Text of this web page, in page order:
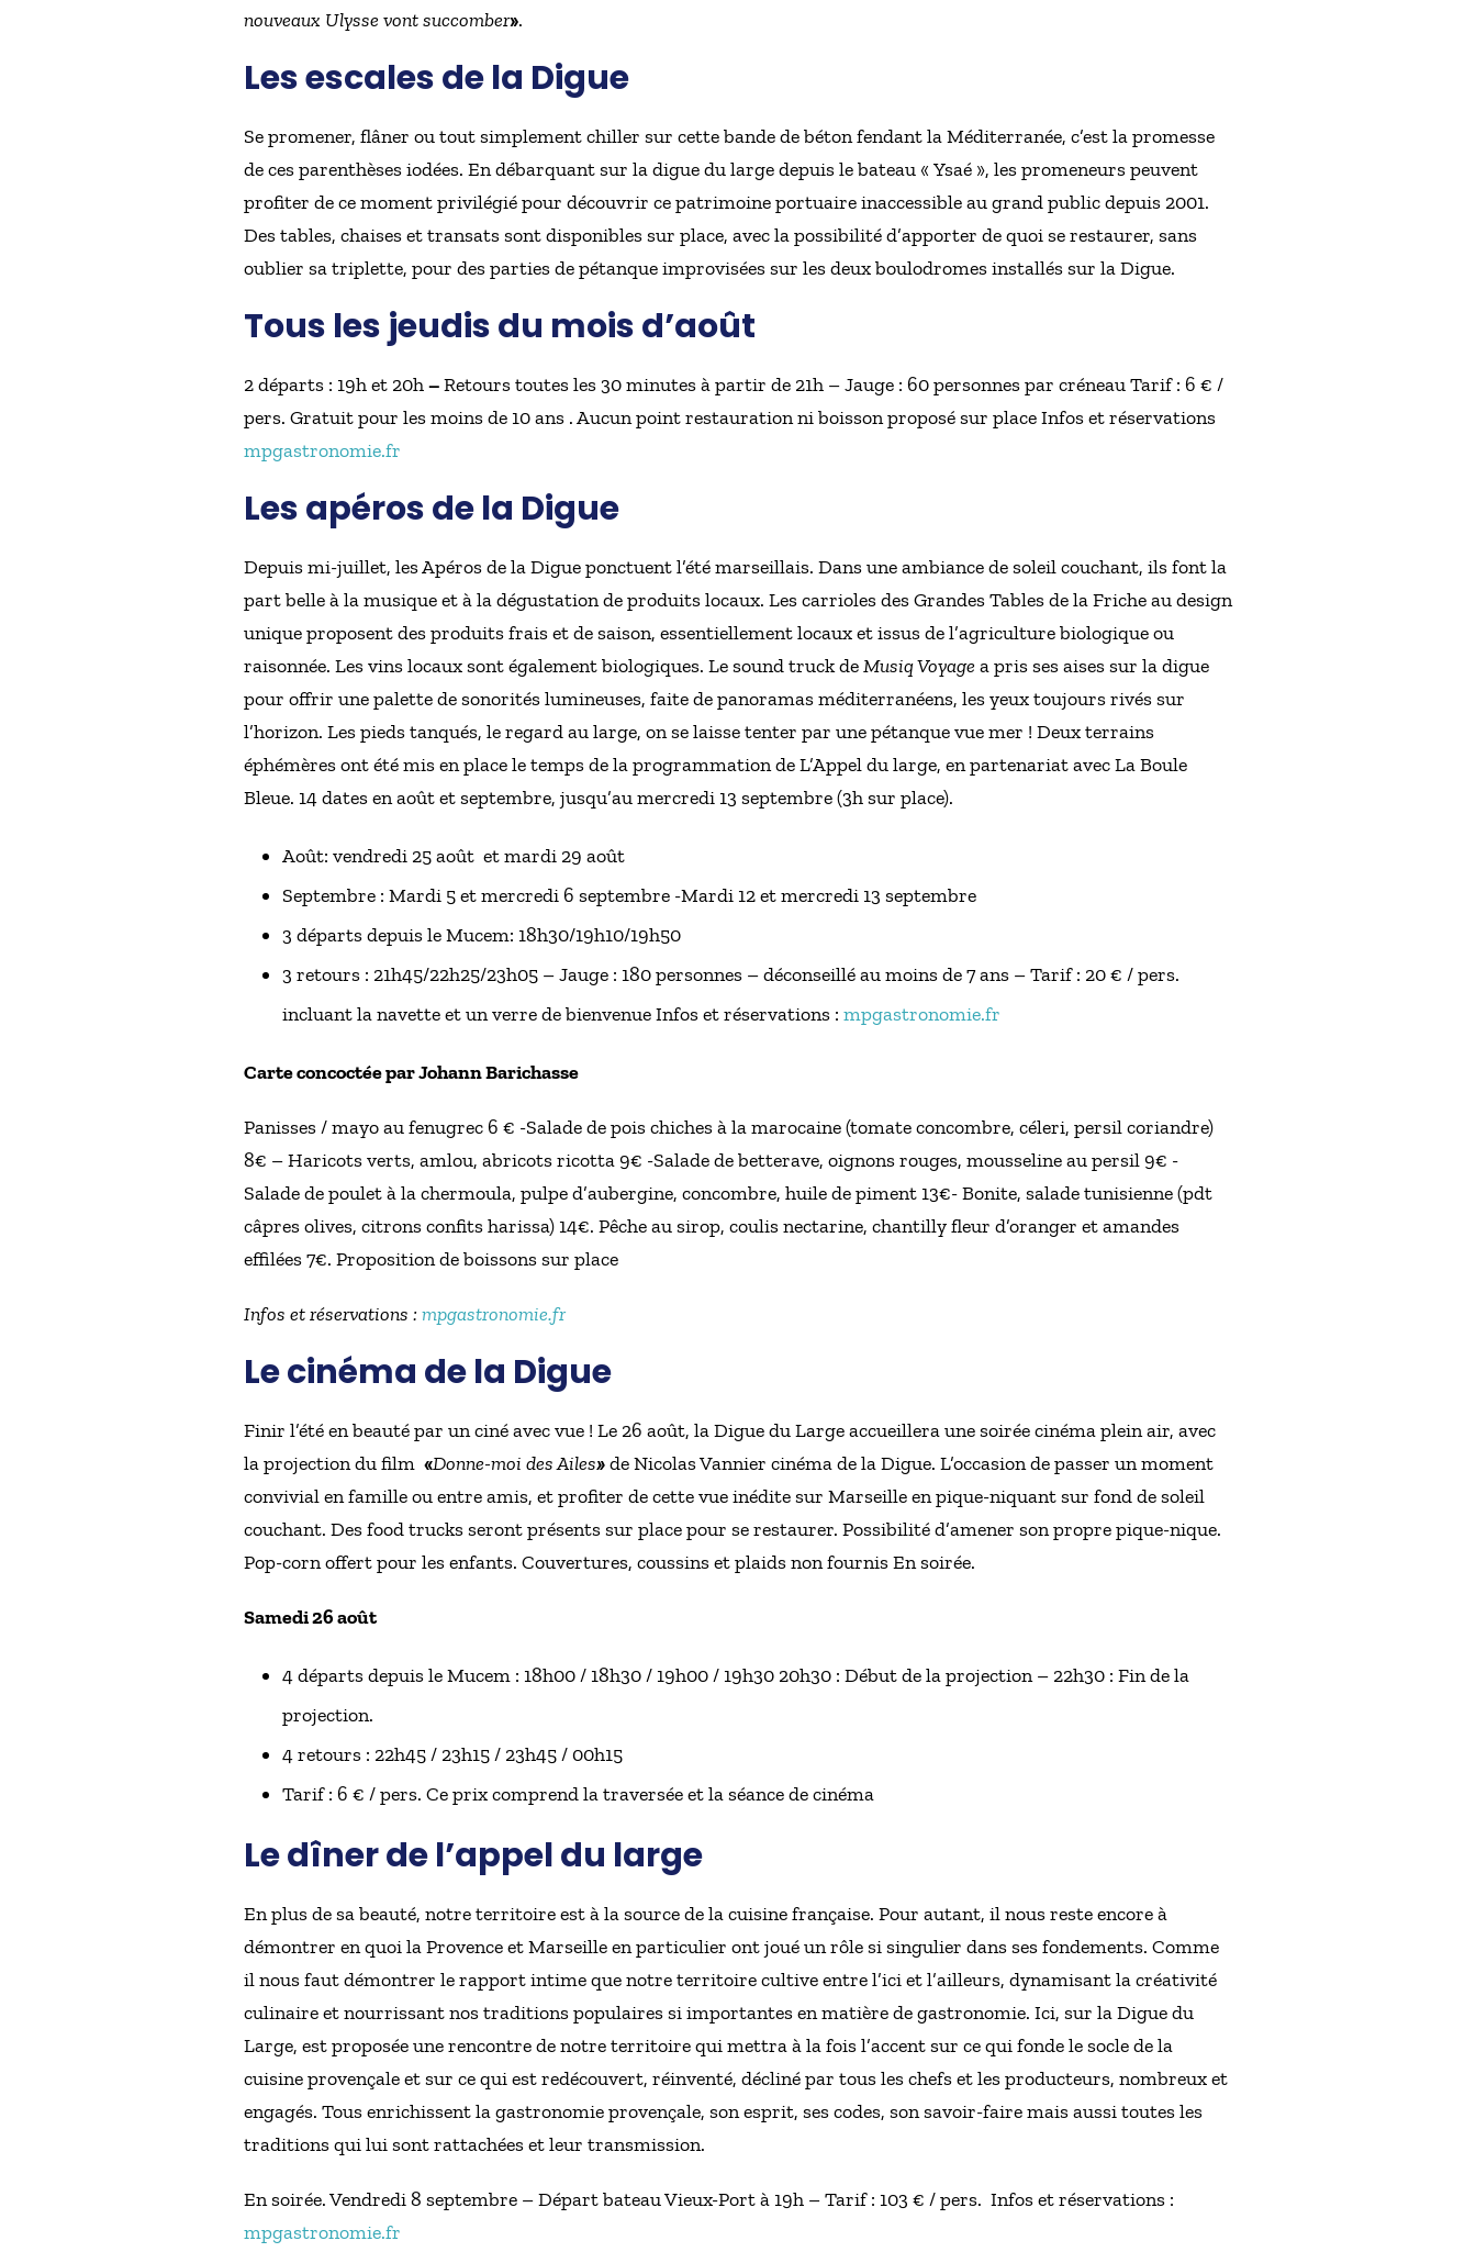
nouveaux Ulysse vont succomber».
Les escales de la Digue
Se promener, flâner ou tout simplement chiller sur cette bande de béton fendant la Méditerranée, c’est la promesse
de ces parenthèses iodées. En débarquant sur la digue du large depuis le bateau « Ysaé », les promeneurs peuvent
profiter de ce moment privilégié pour découvrir ce patrimoine portuaire inaccessible au grand public depuis 2001.
Des tables, chaises et transats sont disponibles sur place, avec la possibilité d’apporter de quoi se restaurer, sans
oublier sa triplette, pour des parties de pétanque improvisées sur les deux boulodromes installés sur la Digue.
Tous les jeudis du mois d’août
2 départs : 19h et 20h–Retours toutes les 30 minutes à partir de 21h – Jauge : 60 personnes par créneau Tarif : 6 € /
pers. Gratuit pour les moins de 10 ans . Aucun point restauration ni boisson proposé sur place Infos et réservations
mpgastronomie.fr
Les apéros de la Digue
Depuis mi-juillet, les Apéros de la Digue ponctuent l’été marseillais. Dans une ambiance de soleil couchant, ils font la
part belle à la musique et à la dégustation de produits locaux. Les carrioles des Grandes Tables de la Friche au design
unique proposent des produits frais et de saison, essentiellement locaux et issus de l’agriculture biologique ou
raisonnée. Les vins locaux sont également biologiques. Le sound truck deMusiq Voyage a pris ses aises sur la digue
pour offrir une palette de sonorités lumineuses, faite de panoramas méditerranéens, les yeux toujours rivés sur
l’horizon. Les pieds tanqués, le regard au large, on se laisse tenter par une pétanque vue mer ! Deux terrains
éphémères ont été mis en place le temps de la programmation de L’Appel du large, en partenariat avec La Boule
Bleue. 14 dates en août et septembre, jusqu’au mercredi 13 septembre (3h sur place).
Août: vendredi 25 août et mardi 29 août
Septembre : Mardi 5 et mercredi 6 septembre -Mardi 12 et mercredi 13 septembre
3 départs depuis le Mucem: 18h30/19h10/19h50
3 retours : 21h45/22h25/23h05 – Jauge : 180 personnes – déconseillé au moins de 7 ans – Tarif : 20 € / pers.
incluant la navette et un verre de bienvenue Infos et réservations : mpgastronomie.fr
Carte concoctée par Johann Barichasse
Panisses / mayo au fenugrec 6 € -Salade de pois chiches à la marocaine (tomate concombre, céleri, persil coriandre)
8€ – Haricots verts, amlou, abricots ricotta 9€ -Salade de betterave, oignons rouges, mousseline au persil 9€ -
Salade de poulet à la chermoula, pulpe d’aubergine, concombre, huile de piment 13€- Bonite, salade tunisienne (pdt
câpres olives, citrons confits harissa) 14€. Pêche au sirop, coulis nectarine, chantilly fleur d’oranger et amandes
effilées 7€. Proposition de boissons sur place
Infos et réservations :mpgastronomie.fr
Le cinéma de la Digue
Finir l’été en beauté par un ciné avec vue ! Le 26 août, la Digue du Large accueillera une soirée cinéma plein air, avec
la projection du film «Donne-moi des Ailes»de Nicolas Vannier cinéma de la Digue. L’occasion de passer un moment
convivial en famille ou entre amis, et profiter de cette vue inédite sur Marseille en pique-niquant sur fond de soleil
couchant. Des food trucks seront présents sur place pour se restaurer. Possibilité d’amener son propre pique-nique.
Pop-corn offert pour les enfants. Couvertures, coussins et plaids non fournis En soirée.
Samedi 26 août
4 départs depuis le Mucem : 18h00 / 18h30 / 19h00 / 19h30 20h30 : Début de la projection – 22h30 : Fin de la
projection.
4 retours : 22h45 / 23h15 / 23h45 / 00h15
Tarif : 6 € / pers. Ce prix comprend la traversée et la séance de cinéma
Le dîner de l’appel du large
En plus de sa beauté, notre territoire est à la source de la cuisine française. Pour autant, il nous reste encore à
démontrer en quoi la Provence et Marseille en particulier ont joué un rôle si singulier dans ses fondements. Comme
il nous faut démontrer le rapport intime que notre territoire cultive entre l’ici et l’ailleurs, dynamisant la créativité
culinaire et nourrissant nos traditions populaires si importantes en matière de gastronomie. Ici, sur la Digue du
Large, est proposée une rencontre de notre territoire qui mettra à la fois l’accent sur ce qui fonde le socle de la
cuisine provençale et sur ce qui est redécouvert, réinventé, décliné par tous les chefs et les producteurs, nombreux et
engagés. Tous enrichissent la gastronomie provençale, son esprit, ses codes, son savoir-faire mais aussi toutes les
traditions qui lui sont rattachées et leur transmission.
En soirée. Vendredi 8 septembre – Départ bateau Vieux-Port à 19h – Tarif : 103 € / pers. Infos et réservations :
mpgastronomie.fr